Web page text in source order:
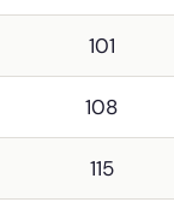
101
108
115